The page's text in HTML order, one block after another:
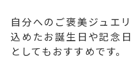
自分へのご褒美ジュエ
込めたお誕生日や記念
としてもおすすめです。